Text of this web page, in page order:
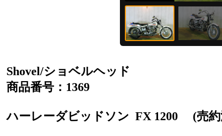
Shovel/ショベルヘッド
商品番号：1369
ハーレーダビッドソン FX 1200 (売約